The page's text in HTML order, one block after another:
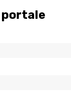
portale